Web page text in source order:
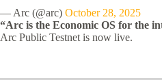
— Arc (@arc) October 28, 2025
“Arc is the Economic OS for the
Arc Public Testnet is now live.